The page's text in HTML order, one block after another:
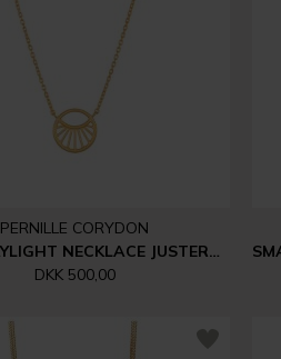
PERNILLE CORYDON
SMALL DAYLIGHT NECKLACE JUSTERBAR 40-46 CM | FORGYLDT
DKK 500,00